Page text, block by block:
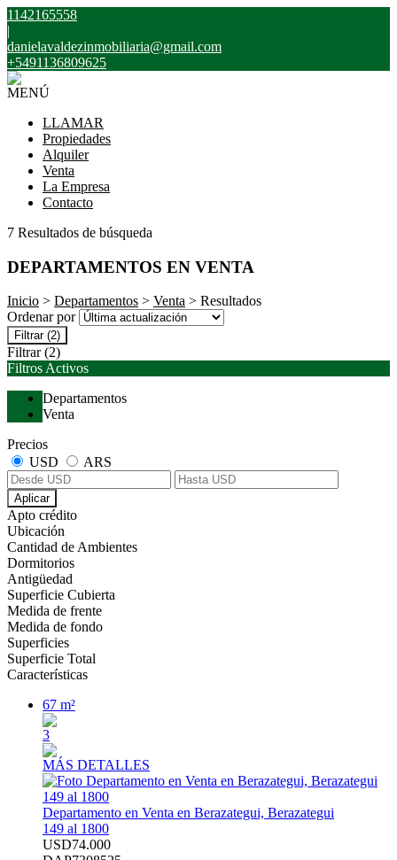
1142165558
|
danielavaldezinmobiliaria@gmail.com
+5491136809625
MENÚ
LLAMAR
Propiedades
Alquiler
Venta
La Empresa
Contacto
7 Resultados de búsqueda
DEPARTAMENTOS EN VENTA
Inicio > Departamentos > Venta > Resultados
Ordenar por
Filtrar (2)
Filtrar (2)
Filtros Activos
Departamentos
Venta
Precios
USD
ARS
Aplicar
Apto crédito
Ubicación
Cantidad de Ambientes
Dormitorios
Antigüedad
Superficie Cubierta
Medida de frente
Medida de fondo
Superficies
Superficie Total
Características
67 m²
3
MÁS DETALLES
Departamento en Venta en Berazategui, Berazategui
149 al 1800
USD74.000